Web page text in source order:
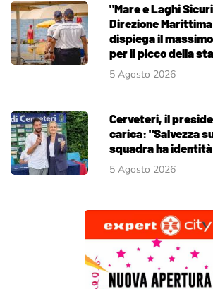
"Mare e Laghi
Direzione
dispiega il
per il picco della
5 Agosto 2026
Cerveteri, il
carica: "Salvezza
squadra ha
5 Agosto 2026